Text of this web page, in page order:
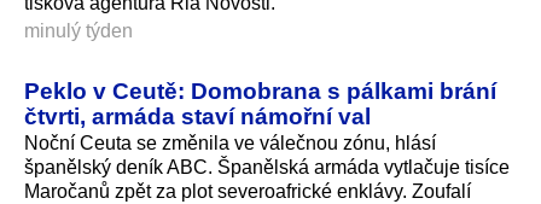
minulý týden
Peklo v Ceutě: Domobrana s pálkami brání
čtvrti, armáda staví námořní val
Noční Ceuta se změnila ve válečnou zónu, hlásí
španělský deník ABC. Španělská armáda vytlačuje tisíce
Maročanů zpět za plot severoafrické enklávy. Zoufalí